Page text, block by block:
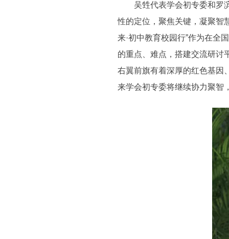
吴甡代表学会初专委和罗滨
性的定位，聚焦关键，凝聚智
来·初中教育校园行”作为在全
的重点、难点，搭建交流研讨
右翼前旗有着深厚的红色基因
来学会初专委将继续协力聚智